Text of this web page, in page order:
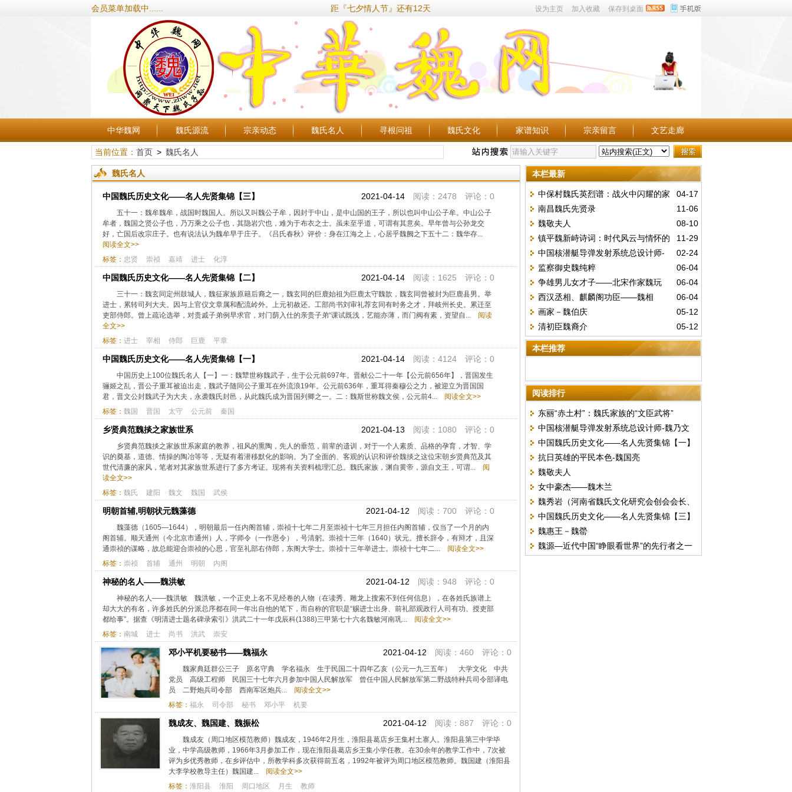
会员菜单加载中...... 设为主页 加入收藏 保存到桌面
距『七夕情人节』还有12天
中华魏网 魏氏源流 宗亲动态 魏氏名人 寻根问祖 魏氏文化 家谱知识 宗亲留言 文艺走廊
当前位置： 首页> 魏氏名人
魏氏名人
2021-04-14阅读：2478 评论：0
中国魏氏历史文化——名人先贤集锦【三】
五十一：魏牟魏牟，战国时魏国人。所以又叫魏公子牟，因封于中山，是中山国的王子，所以也叫中山公子牟。中山公子
牟者，魏国之贤公子也，乃万乘之公子也，其隐岩穴也，难为于布衣之士。虽未至乎道，可谓有其意矣。早年曾与公孙龙交
好，亡国后改宗庄子。也有说法认为魏牟早于庄子。《吕氏春秋》评价：身在江海之上，心居乎魏阙之下五十二：魏华存...
阅读全文>>
标签： 忠贤 崇祯 嘉靖 进士 化淳
2021-04-14阅读：1625 评论：0
中国魏氏历史文化——名人先贤集锦【二】
三十一：魏玄同定州鼓城人，魏征家族原籍后裔之一，魏玄同的巨鹿始祖为巨鹿太守魏歆，魏玄同曾被封为巨鹿县男。举
进士，累转司列大夫。因与上官仪文章属和配流岭外。上元初赦还。工部尚书刘审礼荐玄同有时务之才，拜岐州长史。累迁至
吏部侍郎。曾上疏论选举，对贵戚子弟例早求官，对门荫入仕的亲贵子弟“课试既浅，艺能亦薄，而门阀有素，资望自...
阅读
全文>>
标签： 进士 宰相 侍郎 巨鹿 平章
2021-04-14阅读：4124 评论：0
中国魏氏历史文化——名人先贤集锦【一】
中国历史上100位魏氏名人【一】一：魏犨世称魏武子，生于公元前697年。晋献公二十一年【公元前656年】，晋国发生
骊姬之乱，晋公子重耳被迫出走，魏武子随同公子重耳在外流浪19年。公元前636年，重耳得秦穆公之力，被迎立为晋国国
君，晋文公封魏武子为大夫，永袭魏氏封邑，从此魏氏成为晋国列卿之一。二：魏斯世称魏文侯，公元前4...
阅读全文>>
标签： 魏国 晋国 太守 公元前 秦国
2021-04-13 阅读：1080 评论：0
乡贤典范魏掞之家族世系
乡贤典范魏掞之家族世系家庭的教养，祖风的熏陶，先人的垂范，前辈的遗训，对于一个人素质、品格的孕育，才智、学
识的奠基，道德、情操的陶冶等等，无疑有着潜移默化的影响。为了全面的、客观的认识和评价魏掞之这位宋朝乡贤典范及其
世代清廉的家风，笔者对其家族世系进行了多方考证。现将有关资料梳理汇总。魏氏家族，渊自黄帝，源自文王，可谓...
阅
读全文>>
标签： 魏氏 建阳 魏文 魏国 武侯
2021-04-12 阅读：700 评论：0
明朝首辅,明朝状元魏藻德
魏藻德（1605—1644），明朝最后一任内阁首辅，崇祯十七年二月至崇祯十七年三月担任内阁首辅，仅当了一个月的内
阁首辅。顺天通州（今北京市通州）人，字师令（一作恩令），号清躬。崇祯十三年（1640）状元。擅长辞令，有辩才，且深
通崇祯的谋略，故总能迎合崇祯的心思，官至礼部右侍郎，东阁大学士。崇祯十三年举进士。崇祯十七年二...
阅读全文>>
标签： 崇祯 首辅 通州 明朝 内阁
2021-04-12 阅读：948 评论：0
神秘的名人——魏洪敏
神秘的名人——魏洪敏 魏洪敏，一个正史上名不见经卷的人物（在读秀、雕龙上搜索不到任何信息），在各姓氏族谱上
却大大的有名，许多姓氏的分派总序都在同一年出自他的笔下，而自称的官职是“赐进士出身、前礼部观政行人司有功、授吏部
都给事”。据查《明清进士题名碑录索引》洪武二十一年戊辰科(1388)三甲第七十六名魏敏河南巩...
阅读全文>>
标签： 南城 进士 尚书 洪武 崇安
2021-04-12 阅读：460 评论：0
邓小平机要秘书——魏福永
魏家典廷群公三子 原名守典 学名福永 生于民国二十四年乙亥（公元一九三五年） 大学文化 中共
党员 高级工程师 民国三十七年六月参加中国人民解放军 曾任中国人民解放军第二野战特种兵司令部译电
员 二野炮兵司令部 西南军区炮兵...
阅读全文>>
标签： 福永 司令部 秘书 邓小平 机要
2021-04-12 阅读：887 评论：0
魏成友、魏国建、魏振松
魏成友（周口地区模范教师）魏成友，1946年2月生，淮阳县葛店乡王集村土寨人。淮阳县第三中学毕
业，中学高级教师，1966年3月参加工作，现在淮阳县葛店乡王集小学任教。在30余年的教学工作中，7次被
评为乡优秀教师，在乡评估中，所教学科多次获得前五名，1992年被评为周口地区模范教师。魏国建（淮阳县
大李学校教导主任）魏国建...
阅读全文>>
标签： 淮阳县 淮阳 周口地区 月生 教师
本栏最新
04-17
中保村魏氏英烈谱：战火中闪耀的家
族忠魂
11-06
南昌魏氏先贤录
08-10
魏敬夫人
11-29
镇平魏新峙诗词：时代风云与情怀的
历史映照
02-24
中国核潜艇导弹发射系统总设计师-
魏乃文
06-04
监察御史魏纯粹
06-04
争雄男儿女才子——北宋作家魏玩
06-04
西汉丞相、麒麟阁功臣——魏相
05-12
画家－魏伯庆
05-12
清初臣魏裔介
本栏推荐
阅读排行
东丽“赤土村”：魏氏家族的“文臣武将”
中国核潜艇导弹发射系统总设计师-魏乃文
中国魏氏历史文化——名人先贤集锦【一】
抗日英雄的平民本色-魏国亮
魏敬夫人
女中豪杰——魏木兰
魏秀岩（河南省魏氏文化研究会创会会长、
常务副会长、魏氏联谱专家）
中国魏氏历史文化——名人先贤集锦【三】
魏惠王－魏罃
魏源—近代中国“睁眼看世界”的先行者之一